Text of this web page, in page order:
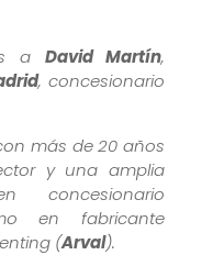
a David Martín,
, concesionario
más de 20 años
y una amplia
concesionario
en fabricante
(Arval).